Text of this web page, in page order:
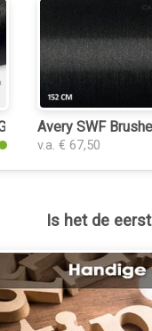
Leather Gloss car
Avery SWF
v.a. € 67,50
Is het de